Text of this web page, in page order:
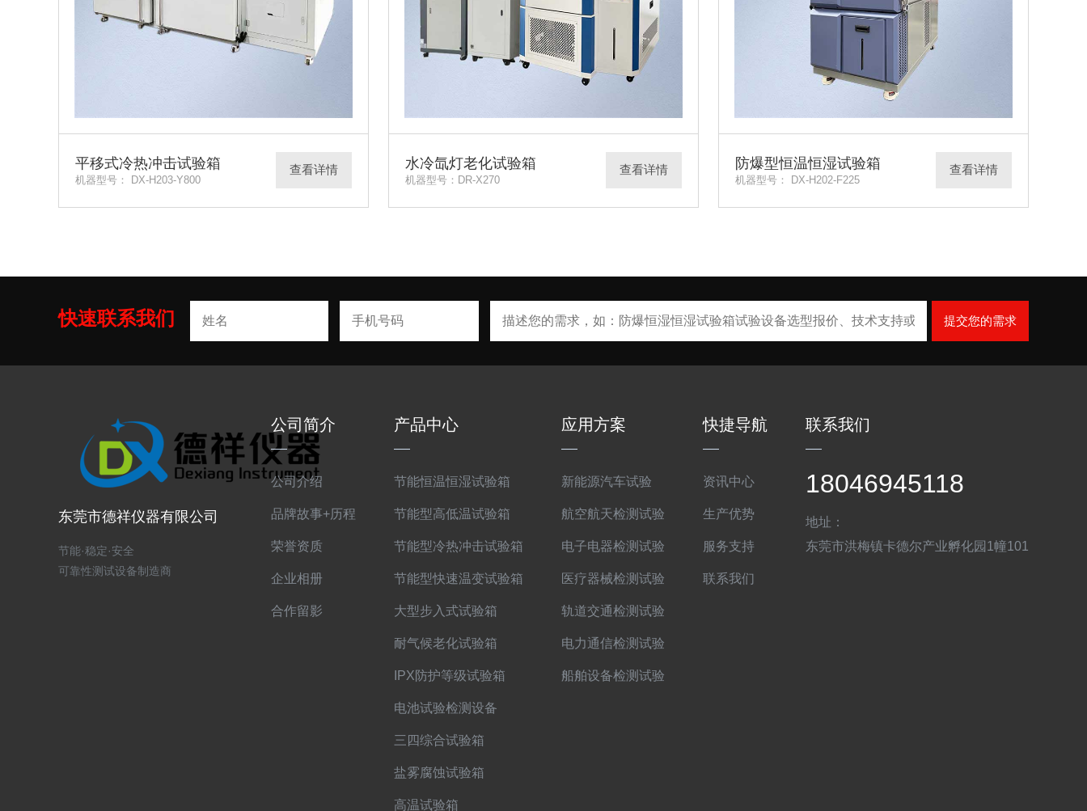
平移式冷热冲击试验箱
机器型号： DX-H203-Y800
查看详情 水冷氙灯老化试验箱
机器型号：DR-X270
查看详情 防爆型恒温恒湿试验箱
机器型号： DX-H202-F225
查看详情
快速联系我们 提交您的需求
东莞市德祥仪器有限公司
节能·稳定·安全
可靠性测试设备制造商
公司简介
公司介绍
品牌故事+历程
荣誉资质
企业相册
合作留影
产品中心
节能恒温恒湿试验箱
节能型高低温试验箱
节能型冷热冲击试验箱
节能型快速温变试验箱
大型步入式试验箱
耐气候老化试验箱
IPX防护等级试验箱
电池试验检测设备
三四综合试验箱
盐雾腐蚀试验箱
高温试验箱
应用方案
新能源汽车试验
航空航天检测试验
电子电器检测试验
医疗器械检测试验
轨道交通检测试验
电力通信检测试验
船舶设备检测试验
快捷导航
资讯中心
生产优势
服务支持
联系我们
联系我们
18046945118
地址：
东莞市洪梅镇卡德尔产业孵化园1幢101